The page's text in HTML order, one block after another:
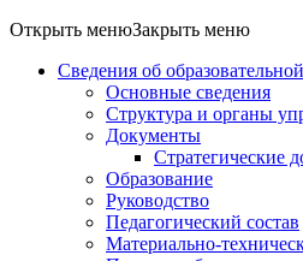
Открыть менюЗакрыть меню
Сведения об
Основные сведения
Структура и органы
Документы
Стратегические
Образование
Руководство
Педагогический состав
Материально-